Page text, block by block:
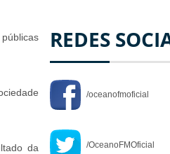
da
REDES
/oceanofmoficial
/OceanoFMOficial